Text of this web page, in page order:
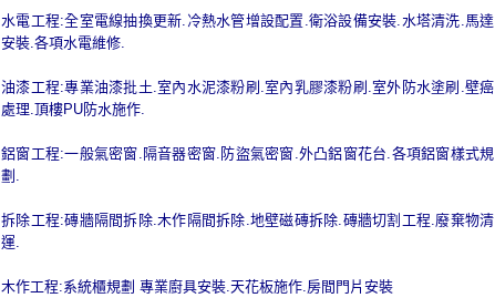
水電工程:全室電線抽換更新.冷熱水管增設配置.衛浴設備安裝.水塔清洗.馬達
安裝.各項水電維修.
油漆工程:專業油漆批土.室內水泥漆粉刷.室內乳膠漆粉刷.室外防水塗刷.壁癌
處理.頂樓PU防水施作.
鋁窗工程:一般氣密窗.隔音器密窗.防盜氣密窗.外凸鋁窗花台.各項鋁窗樣式規
劃.
拆除工程:磚牆隔間拆除.木作隔間拆除.地壁磁磚拆除.磚牆切割工程.廢棄物清
運.
木作工程:系統櫃規劃 專業廚具安裝.天花板施作.房間門片安裝